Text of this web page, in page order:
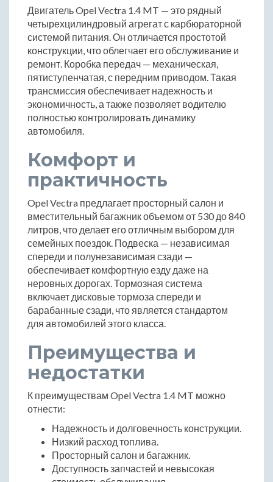
Двигатель Opel Vectra 1.4 MT — это рядный
четырехцилиндровый агрегат с карбюраторной
системой питания. Он отличается простотой
конструкции, что облегчает его обслуживание и
ремонт. Коробка передач — механическая,
пятиступенчатая, с передним приводом. Такая
трансмиссия обеспечивает надежность и
экономичность, а также позволяет водителю
полностью контролировать динамику
автомобиля.
Комфорт и
практичность
Opel Vectra предлагает просторный салон и
вместительный багажник объемом от 530 до 840
литров, что делает его отличным выбором для
семейных поездок. Подвеска — независимая
спереди и полунезависимая сзади —
обеспечивает комфортную езду даже на
неровных дорогах. Тормозная система
включает дисковые тормоза спереди и
барабанные сзади, что является стандартом
для автомобилей этого класса.
Преимущества и
недостатки
К преимуществам Opel Vectra 1.4 MT можно
отнести:
Надежность и долговечность конструкции.
Низкий расход топлива.
Просторный салон и багажник.
Доступность запчастей и невысокая